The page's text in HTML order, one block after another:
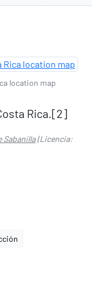
location map
Rica.[2]​
Sabanilla(Licencia: